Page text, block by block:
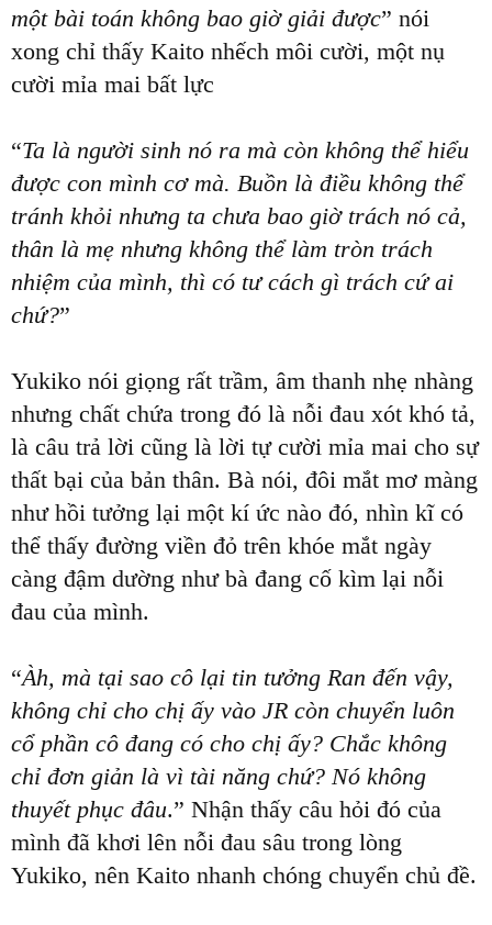
một bài toán không bao giờ giải được” nói
xong chỉ thấy Kaito nhếch môi cười, một nụ
cười mỉa mai bất lực
“Ta là người sinh nó ra mà còn không thể hiểu
được con mình cơ mà. Buồn là điều không thể
tránh khỏi nhưng ta chưa bao giờ trách nó cả,
thân là mẹ nhưng không thể làm tròn trách
nhiệm của mình, thì có tư cách gì trách cứ ai
chứ?”
Yukiko nói giọng rất trầm, âm thanh nhẹ nhàng
nhưng chất chứa trong đó là nỗi đau xót khó tả,
là câu trả lời cũng là lời tự cười mỉa mai cho sự
thất bại của bản thân. Bà nói, đôi mắt mơ màng
như hồi tưởng lại một kí ức nào đó, nhìn kĩ có
thể thấy đường viền đỏ trên khóe mắt ngày
càng đậm dường như bà đang cố kìm lại nỗi
đau của mình.
“Àh, mà tại sao cô lại tin tưởng Ran đến vậy,
không chỉ cho chị ấy vào JR còn chuyển luôn
cổ phần cô đang có cho chị ấy? Chắc không
chỉ đơn giản là vì tài năng chứ? Nó không
thuyết phục đâu.” Nhận thấy câu hỏi đó của
mình đã khơi lên nỗi đau sâu trong lòng
Yukiko, nên Kaito nhanh chóng chuyển chủ đề.